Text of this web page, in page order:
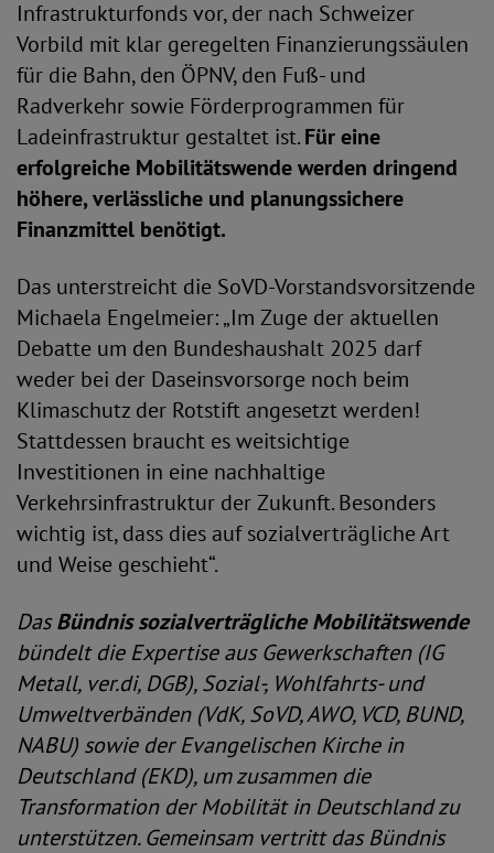
Infrastrukturfonds vor, der nach Schweizer
Vorbild mit klar geregelten Finanzierungssäulen
für die Bahn, den ÖPNV, den Fuß- und
Radverkehr sowie Förderprogrammen für
Ladeinfrastruktur gestaltet ist.Für eine
erfolgreiche Mobilitätswende werden dringend
höhere, verlässliche und planungssichere
Finanzmittel benötigt.
Das unterstreicht die SoVD-Vorstandsvorsitzende
Michaela Engelmeier: „Im Zuge der aktuellen
Debatte um den Bundeshaushalt 2025 darf
weder bei der Daseinsvorsorge noch beim
Klimaschutz der Rotstift angesetzt werden!
Stattdessen braucht es weitsichtige
Investitionen in eine nachhaltige
Verkehrsinfrastruktur der Zukunft. Besonders
wichtig ist, dass dies auf sozialverträgliche Art
und Weise geschieht“.
DasBündnis sozialverträgliche Mobilitätswende
bündelt die Expertise aus Gewerkschaften (IG
Metall, ver.di, DGB), Sozial-, Wohlfahrts- und
Umweltverbänden (VdK, SoVD, AWO, VCD, BUND,
NABU) sowie der Evangelischen Kirche in
Deutschland (EKD), um zusammen die
Transformation der Mobilität in Deutschland zu
unterstützen. Gemeinsam vertritt das Bündnis